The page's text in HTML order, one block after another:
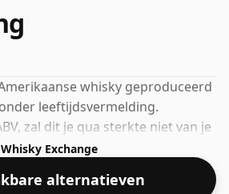
whisky geproduceerd
leeftijdsvermelding.
zal dit je qua sterkte niet van je
het zal zeker een drinkbare geest
Exchange
alternatieven